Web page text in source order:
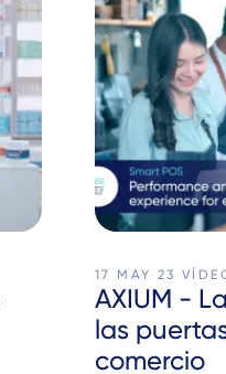
17 MAY 23
AXIUM -
las
comercio